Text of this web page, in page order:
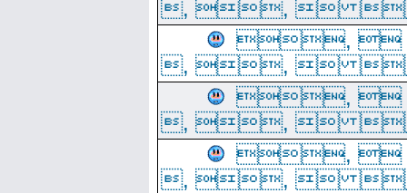
, , 
,
, , 
,
, , 
,
, , 